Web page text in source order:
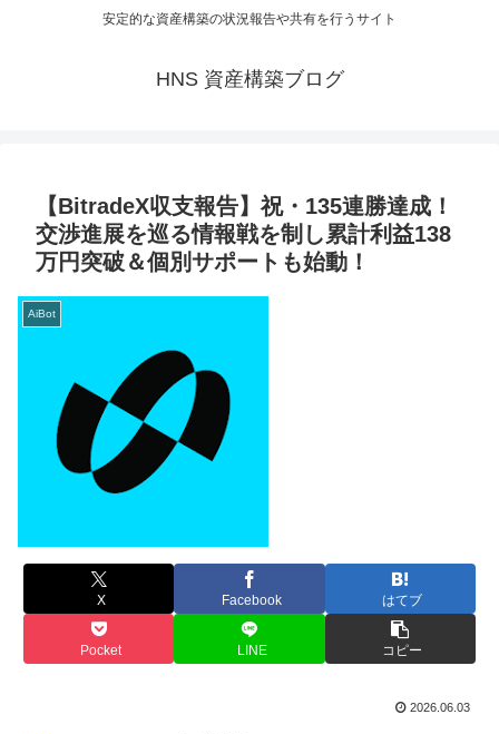
安定的な資産構築の状況報告や共有を行うサイト
HNS 資産構築ブログ
【BitradeX収支報告】祝・135連勝達成！
交渉進展を巡る情報戦を制し累計利益138
万円突破＆個別サポートも始動！
AiBot
X Facebook はてブ
Pocket LINE コピー
2026.06.03